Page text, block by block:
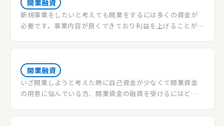
開業融資
新規事業をしたいと考えても開業をするには多くの資金が
必要です。事業内容が良くできており利益を上げることが可
新たに出店する事は出来ません。自己資金では開業をする
一つとしてあります。開業資金の融資について注意点や基本
的な知識を説明していきたいと思います。
開業融資
いざ開業しようと考えた時に自己資金が少なくて開業資金
の用意に悩んでいる方、開業資金の融資を受けるにはどう
は、自己資金が少なくても開業するための資金を用意する